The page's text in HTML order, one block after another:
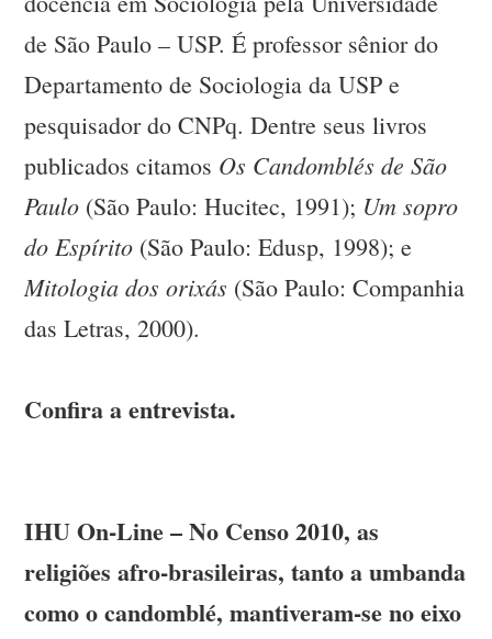
de São Paulo – USP. É professor sênior do
Departamento de Sociologia da USP e
pesquisador do CNPq. Dentre seus livros
publicados citamos Os Candomblés de São
Paulo (São Paulo: Hucitec, 1991); Um sopro
do Espírito (São Paulo: Edusp, 1998); e
Mitologia dos orixás (São Paulo: Companhia
das Letras, 2000).
Confira a entrevista.
IHU On-Line – No Censo 2010, as
religiões afro-brasileiras, tanto a umbanda
como o candomblé, mantiveram-se no eixo